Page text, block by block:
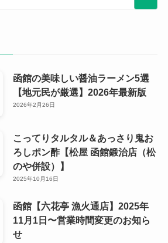
函館の美味しい醤油ラーメン5選
【地元民が厳選】2026年最新版
2026年2月26日
こってりタルタル＆あっさり鬼お
ろしポン酢【松屋 函館鍛治店（松
のや併設）】
2025年10月16日
函館【六花亭 漁火通店】2025年
11月1日〜営業時間変更のお知ら
せ